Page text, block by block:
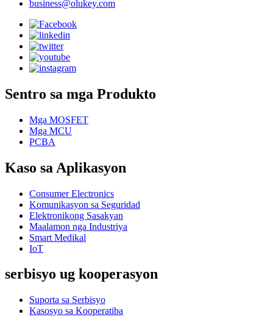
business@olukey.com
Sentro sa mga Produkto
Mga MOSFET
Mga MCU
PCBA
Kaso sa Aplikasyon
Consumer Electronics
Komunikasyon sa Seguridad
Elektronikong Sasakyan
Maalamon nga Industriya
Smart Medikal
IoT
serbisyo ug kooperasyon
Suporta sa Serbisyo
Kasosyo sa Kooperatiba